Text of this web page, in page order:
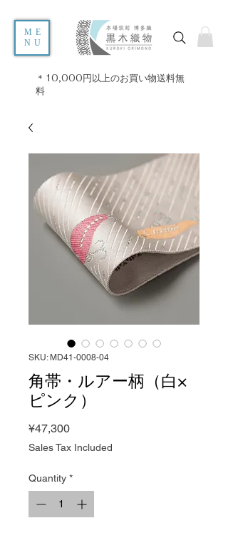
ME
NU
＊10,000円以上のお買い物送料無
料
SKU: MD41-0008-04
角帯・ルアー柄（白×
ピンク）
¥47,300Price
Sales Tax Included
Quantity *